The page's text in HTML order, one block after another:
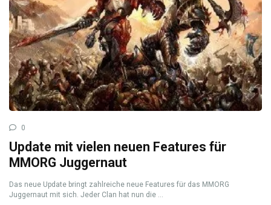
0
Update mit vielen neuen Features für
MMORG Juggernaut
Das neue Update bringt zahlreiche neue Features für das MMORG
Juggernaut mit sich. Jeder Clan hat nun die ...